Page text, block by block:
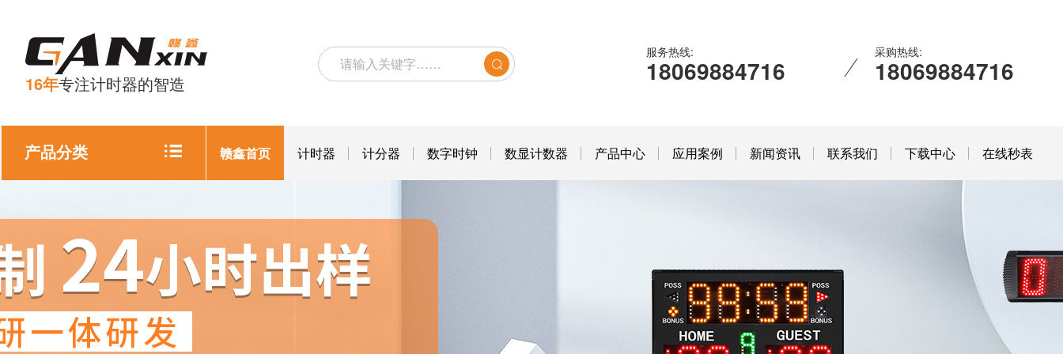
16年专注计时器的智造
服务热线:
18069884716
采购热线:
18069884716
产品分类 赣鑫首页 计时器 计分器 数字时钟 数显计数器 产品中心 应用案例 新闻资讯 联系我们 下载中心 在线秒表